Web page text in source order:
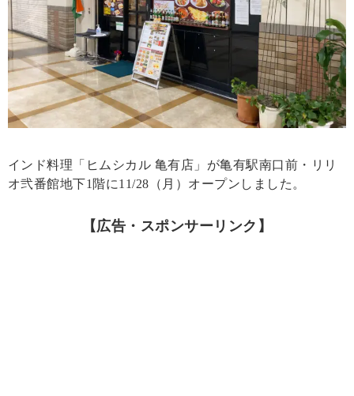
インド料理「ヒムシカル 亀有店」が亀有駅南口前・リリ
オ弐番館地下1階に11/28（月）オープンしました。
【広告・スポンサーリンク】